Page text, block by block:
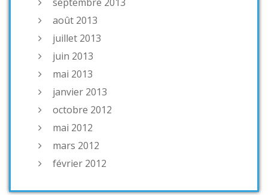
août 2013
juillet 2013
juin 2013
mai 2013
janvier 2013
octobre 2012
mai 2012
mars 2012
février 2012